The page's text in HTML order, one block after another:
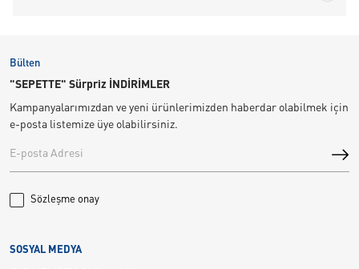
Bülten
"SEPETTE" Sürpriz İNDİRİMLER
Kampanyalarımızdan ve yeni ürünlerimizden haberdar olabilmek için
e-posta listemize üye olabilirsiniz.
Sözleşme onay
SOSYAL MEDYA